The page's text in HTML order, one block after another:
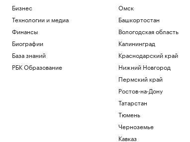
Бизнес
Технологии и медиа
Финансы
Биографии
База знаний
РБК Образование
Омск
Башкортостан
Вологодская область
Калининград
Краснодарский край
Нижний Новгород
Пермский край
Ростов-на-Дону
Татарстан
Тюмень
Черноземье
Кавказ